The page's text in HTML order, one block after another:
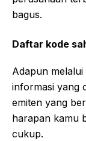
bagus.
Daftar kode
Adapun
informasi yang
emiten yang
harapan kamu
cukup.